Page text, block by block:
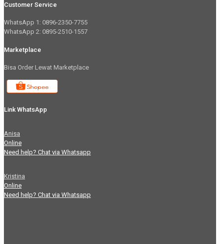
Customer Service
WhatsApp 1: 0896-2350-7755
WhatsApp 2: 0895-2510-1557
Marketplace
Bisa Order Lewat Marketplace
Link WhatsApp
Anisa
Online
Need help? Chat via Whatsapp
Kristina
Online
Need help? Chat via Whatsapp